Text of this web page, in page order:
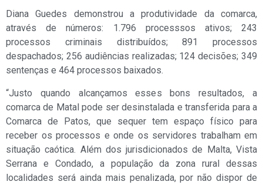
Diana Guedes demonstrou a produtividade da comarca,
através de números: 1.796 processsos ativos; 243
processos criminais distribuídos; 891 processos
despachados; 256 audiências realizadas; 124 decisões; 349
sentenças e 464 processos baixados.
“Justo quando alcançamos esses bons resultados, a
comarca de Matal pode ser desinstalada e transferida para a
Comarca de Patos, que sequer tem espaço físico para
receber os processos e onde os servidores trabalham em
situação caótica. Além dos jurisdicionados de Malta, Vista
Serrana e Condado, a população da zona rural dessas
localidades será ainda mais penalizada, por não dispor de